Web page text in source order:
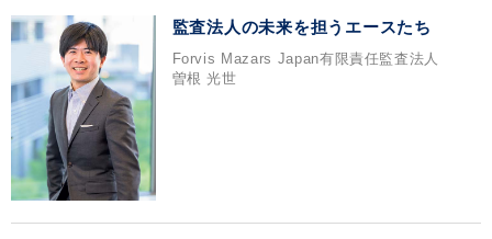
監査法人の未来を担うエースたち
Forvis Mazars Japan有限責任監査法人
曽根 光世